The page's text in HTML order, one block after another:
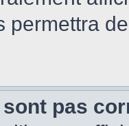
permettra
pas